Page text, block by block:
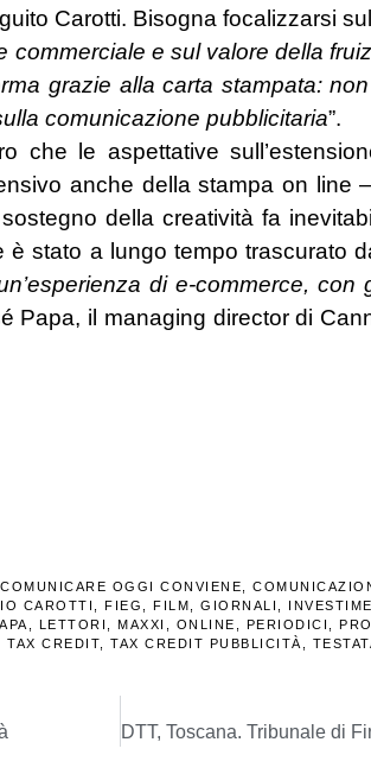
Carotti. Bisogna focalizzarsi
commerciale e sul valore della
grazie alla carta stampata:
comunicazione pubblicitaria”.
che le aspettative
anche della stampa on line
della creatività fa
stato a lungo tempo trascurato
di e-commerce, con
Papa, il managing director di
COMUNICARE OGGI CONVIENE
CAROTTI FIEG FILM GIORNALI
LETTORI MAXXI ONLINE PERIODICI
TAX CREDIT TAX CREDIT PUBBLICITÀ